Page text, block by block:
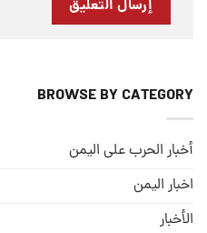
BROWSE BY CATEGORY
أخبار الحرب على اليمن
اخبار اليمن
الأخبار